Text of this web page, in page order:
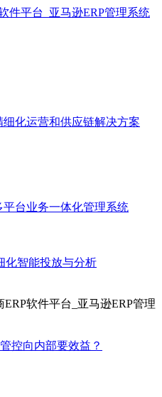
细化运营和供应链解决方案
平台业务一体化管理系统
化智能投放与分析
控向内部要效益？